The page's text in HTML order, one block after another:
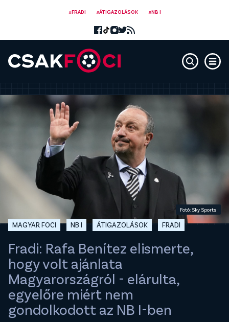
#FRADI #ÁTIGAZOLÁSOK #NB I
Fotó: Sky Sports
MAGYAR FOCI NB I ÁTIGAZOLÁSOK FRADI
Fradi: Rafa Benítez elismerte,
hogy volt ajánlata
Magyarországról - elárulta,
egyelőre miért nem
gondolkodott az NB I-ben